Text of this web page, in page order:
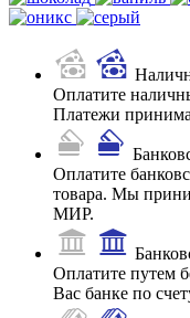
Оплатите
Платежи
Оплатите
товара. Мы
МИР.
Оплатите путем
Вас банке по